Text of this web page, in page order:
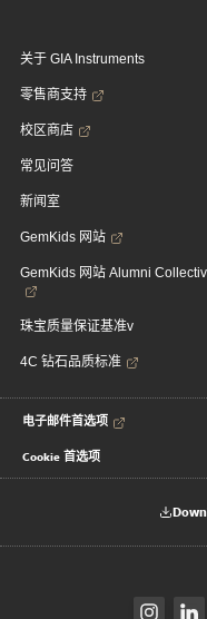
关于 GIA Instruments
零售商支持
校区商店
常见问答
新闻室
GemKids 网站
GemKids 网站 Alumni
珠宝质量保证基准v
4C 钻石品质标准
电子邮件首选项
Cookie 首选项